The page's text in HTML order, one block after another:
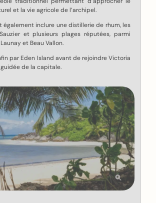
et la vie agricole de l’archipel.
également inclure une distillerie de rhum, les
et plusieurs plages réputées, parmi
et Beau Vallon.
par Eden Island avant de rejoindre Victoria
de la capitale.